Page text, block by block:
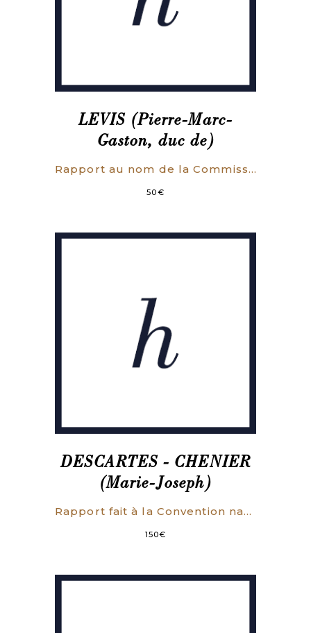
LEVIS (Pierre-Marc-
Gaston, duc de)
Rapport au nom de la Commission spéciale chargée de l’examen des délibérations de la Chambre des Députés, en date des 19 septembre et 11 octobre 1814, relatives aux amendements proposés par la Chambre des Pairs, sur la Résolution du 27 août, concernant la Liste civile et la dotation de la Couronne. Chambre des Pairs de France. Séance du mardi 18 octobre 1814.
50€
DESCARTES - CHENIER
(Marie-Joseph)
Rapport fait à la Convention nationale au nom du Comité d’Instruction Publique. Suivi du Décret rendu à la Séance du 2 octobre 1793 [pour le transfert des Cendres de Descartes au Panthéon].
150€